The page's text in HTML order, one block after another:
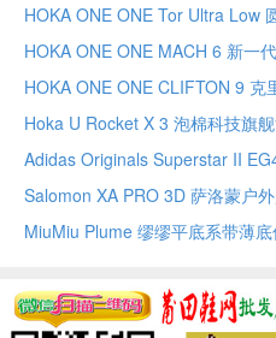
HOKA ONE ONE MACH 6 新一